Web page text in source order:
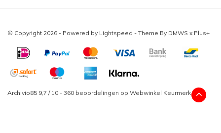
© Copyright 2026 - Powered by Lightspeed - Theme By DMWS x Plus+
Archivio85 9,7 / 10 - 360 beoordelingen op Webwinkel Keurmerk